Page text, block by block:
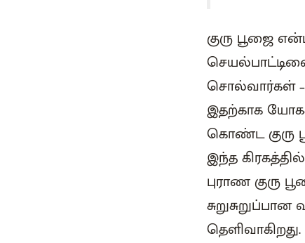
குரு பூஜை
சொல்வார்கள் –
இதற்காக
கொண்ட குரு
இந்த
புராண குரு
தெளிவாகிறது.